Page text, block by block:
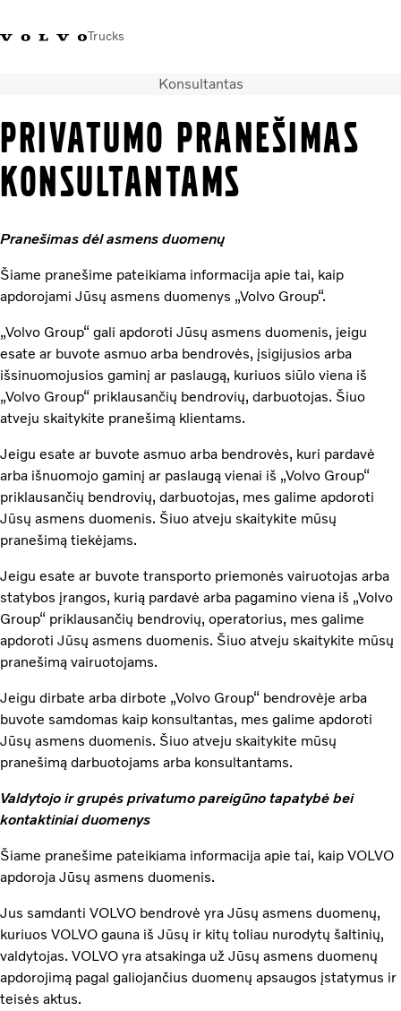
Trucks
Volvo Trucks parduotuvė Prisijungti
Transporto sprendimai
Sunkvežimiai
Paslaugos
Kontaktai
Naujienos
Apie mus
Konsultantas
PRIVATUMO PRANEŠIMAS
KONSULTANTAMS
Pranešimas dėl asmens duomenų
Šiame pranešime pateikiama informacija apie tai, kaip
apdorojami Jūsų asmens duomenys „Volvo Group“.
„Volvo Group“ gali apdoroti Jūsų asmens duomenis, jeigu
esate ar buvote asmuo arba bendrovės, įsigijusios arba
išsinuomojusios gaminį ar paslaugą, kuriuos siūlo viena iš
„Volvo Group“ priklausančių bendrovių, darbuotojas. Šiuo
atveju skaitykite pranešimą klientams.
Jeigu esate ar buvote asmuo arba bendrovės, kuri pardavė
arba išnuomojo gaminį ar paslaugą vienai iš „Volvo Group“
priklausančių bendrovių, darbuotojas, mes galime apdoroti
Jūsų asmens duomenis. Šiuo atveju skaitykite mūsų
pranešimą tiekėjams.
Jeigu esate ar buvote transporto priemonės vairuotojas arba
statybos įrangos, kurią pardavė arba pagamino viena iš „Volvo
Group“ priklausančių bendrovių, operatorius, mes galime
apdoroti Jūsų asmens duomenis. Šiuo atveju skaitykite mūsų
pranešimą vairuotojams.
Jeigu dirbate arba dirbote „Volvo Group“ bendrovėje arba
buvote samdomas kaip konsultantas, mes galime apdoroti
Jūsų asmens duomenis. Šiuo atveju skaitykite mūsų
pranešimą darbuotojams arba konsultantams.
Valdytojo ir grupės privatumo pareigūno tapatybė bei
kontaktiniai duomenys
Šiame pranešime pateikiama informacija apie tai, kaip VOLVO
apdoroja Jūsų asmens duomenis.
Jus samdanti VOLVO bendrovė yra Jūsų asmens duomenų,
kuriuos VOLVO gauna iš Jūsų ir kitų toliau nurodytų šaltinių,
valdytojas. VOLVO yra atsakinga už Jūsų asmens duomenų
apdorojimą pagal galiojančius duomenų apsaugos įstatymus ir
teisės aktus.